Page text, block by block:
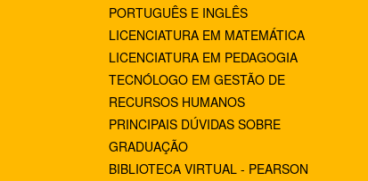
PORTUGUÊS E INGLÊS
LICENCIATURA EM MATEMÁTICA
LICENCIATURA EM PEDAGOGIA
TECNÓLOGO EM GESTÃO DE
RECURSOS HUMANOS
PRINCIPAIS DÚVIDAS SOBRE
GRADUAÇÃO
BIBLIOTECA VIRTUAL - PEARSON